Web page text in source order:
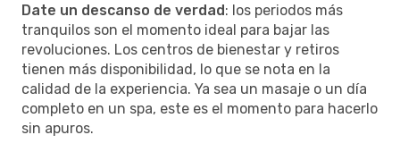
Date un descanso de verdad: los periodos más
tranquilos son el momento ideal para bajar las
revoluciones. Los centros de bienestar y retiros
tienen más disponibilidad, lo que se nota en la
calidad de la experiencia. Ya sea un masaje o un día
completo en un spa, este es el momento para hacerlo
sin apuros.